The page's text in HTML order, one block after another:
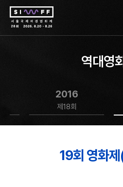
역대영
2016
제18회
19회 영화